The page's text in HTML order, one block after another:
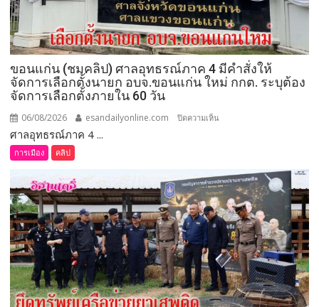
มอบ
5
ข้อ
สั่ง
การ
ยก
เปิด
งาน
เทศกาล
กิน
เงาะ
เมือง
เลย
ขอนแก่น (ชมคลิป) ศาลอุทธรณ์ภาค 4 มีคำสั่งให้
จัดการเลือกตั้งนายก อบจ.ขอนแก่น ใหม่ กกต. ระบุต้อง
จัดการเลือกตั้งภายใน 60 วัน
06/08/2026 esandailyonline.com ปิดความเห็น
ศาล
อุทธรณ์
ภาค 4 มี
คำ
สั่ง
ให้
จัดการ
เลือก
ตั้ง
ศาลอุทธรณ์ภาค 4 ...
การเมือง คลิป